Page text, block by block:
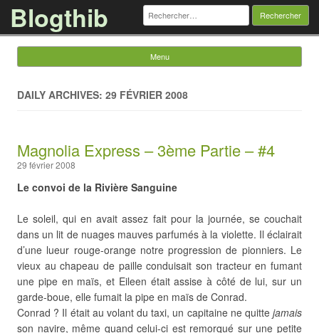
Blogthib Rechercher :
Menu
DAILY ARCHIVES: 29 FÉVRIER 2008
Magnolia Express – 3ème Partie – #4
29 février 2008
Le convoi de la Rivière Sanguine
Le soleil, qui en avait assez fait pour la journée, se couchait
dans un lit de nuages mauves parfumés à la violette. Il éclairait
d’une lueur rouge-orange notre progression de pionniers. Le
vieux au chapeau de paille conduisait son tracteur en fumant
une pipe en maïs, et Eileen était assise à côté de lui, sur un
garde-boue, elle fumait la pipe en maïs de Conrad.
Conrad ? Il était au volant du taxi, un capitaine ne quitte jamais
son navire, même quand celui-ci est remorqué sur une petite